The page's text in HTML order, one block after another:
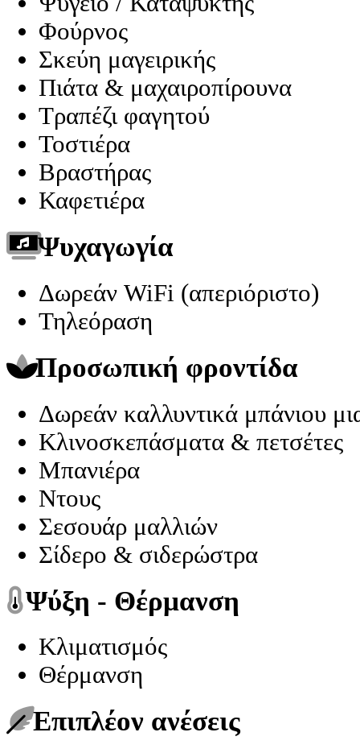
Φούρνος
Σκεύη μαγειρικής
Πιάτα & μαχαιροπίρουνα
Τραπέζι φαγητού
Τοστιέρα
Βραστήρας
Καφετιέρα
Ψυχαγωγία
Δωρεάν WiFi (απεριόριστο)
Τηλεόραση
Προσωπική φροντίδα
Δωρεάν καλλυντικά μπάνιου
Κλινοσκεπάσματα & πετσέτες
Μπανιέρα
Ντους
Σεσουάρ μαλλιών
Σίδερο & σιδερώστρα
Ψύξη - Θέρμανση
Κλιματισμός
Θέρμανση
Επιπλέον ανέσεις